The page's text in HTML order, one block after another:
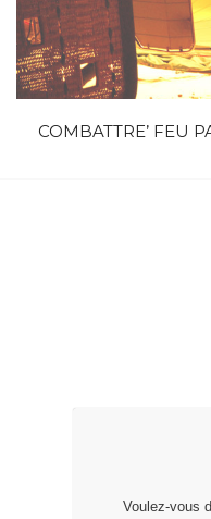
COMBATTRE’ FEU
Voulez-vous